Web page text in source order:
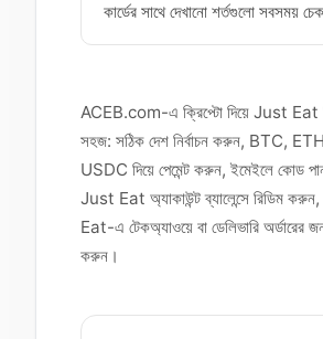
কার্ডের সাথে দেখানো শর্তগুলো সবসময়
ACEB.com-এ ক্রিপ্টো দিয়ে Just Eat
সহজ: সঠিক দেশ নির্বাচন করুন, BTC,
USDC দিয়ে পেমেন্ট করুন, ইমেইলে কোড
Just Eat অ্যাকাউন্ট ব্যালেন্সে রিডিম
Eat-এ টেকঅ্যাওয়ে বা ডেলিভারি অর্ডারের
করুন।